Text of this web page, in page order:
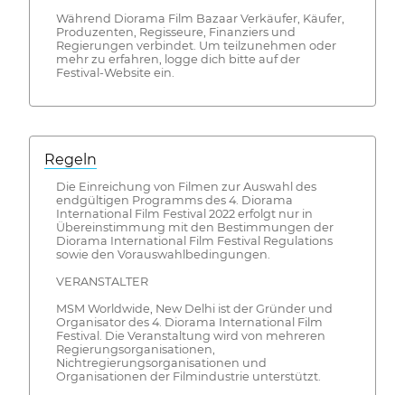
Während Diorama Film Bazaar Verkäufer, Käufer,
Produzenten, Regisseure, Finanziers und
Regierungen verbindet. Um teilzunehmen oder
mehr zu erfahren, logge dich bitte auf der
Festival-Website ein.
Regeln
Die Einreichung von Filmen zur Auswahl des
endgültigen Programms des 4. Diorama
International Film Festival 2022 erfolgt nur in
Übereinstimmung mit den Bestimmungen der
Diorama International Film Festival Regulations
sowie den Vorauswahlbedingungen.
VERANSTALTER
MSM Worldwide, New Delhi ist der Gründer und
Organisator des 4. Diorama International Film
Festival. Die Veranstaltung wird von mehreren
Regierungsorganisationen,
Nichtregierungsorganisationen und
Organisationen der Filmindustrie unterstützt.